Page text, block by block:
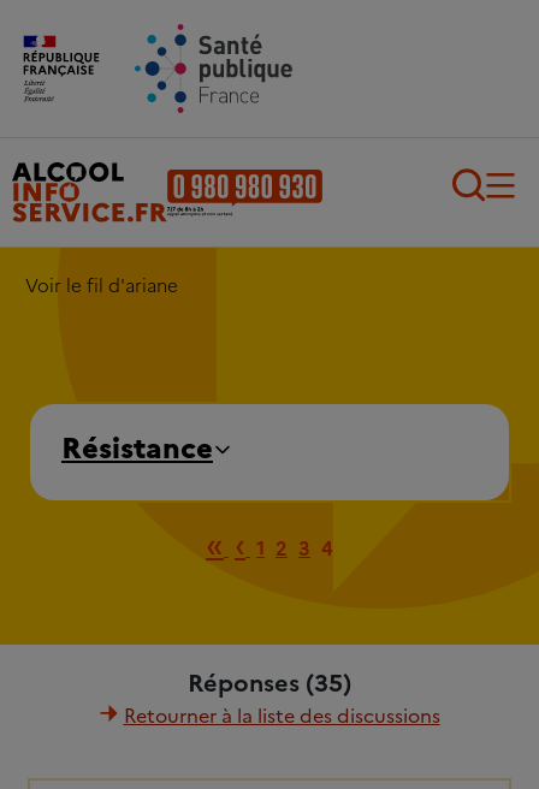
Aller au contenu principal
Voir le fil d'ariane
Résistance
Première page
« Page précédente
‹ 1 2 3 4
Réponses (35)
Retourner à la liste des discussions